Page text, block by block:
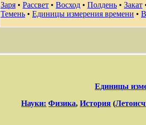
Заря • Рассвет • Восход • Полдень • Закат
Темень • Единицы измерения времени •
Единицы
Науки: Физика,История (